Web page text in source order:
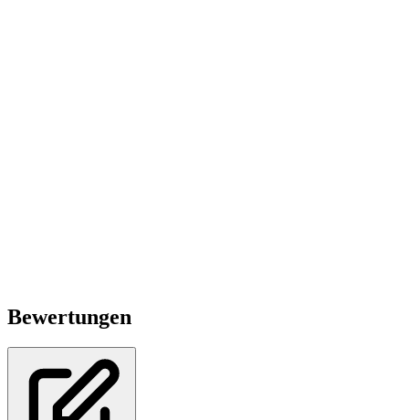
Bewertungen